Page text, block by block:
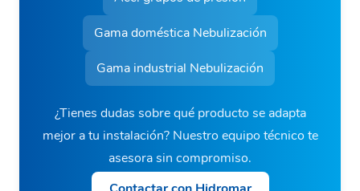
Gama doméstica Nebulización
Gama industrial Nebulización
¿Tienes dudas sobre qué producto se adapta
mejor a tu instalación? Nuestro equipo técnico te
asesora sin compromiso.